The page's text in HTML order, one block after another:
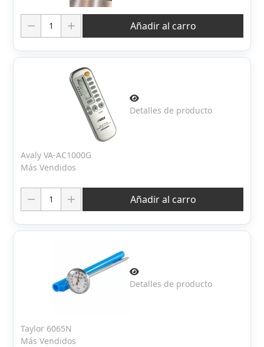
Añadir al carro
Detalles de producto
Avaly VA-AC1000G
Más Vendidos
Añadir al carro
Detalles de producto
Taylor 6065N
Más Vendidos